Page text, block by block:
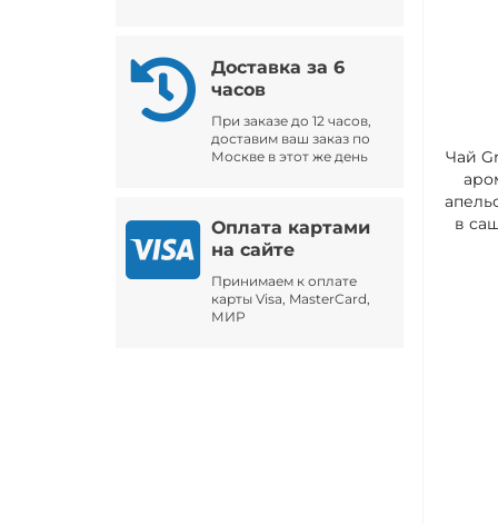
Доставка за 6
часов
При заказе до 12 часов,
доставим ваш заказ по
Москве в этот же день
Оплата картами
на сайте
Принимаем к оплате
карты Visa, MasterCard,
МИР
Чай
в